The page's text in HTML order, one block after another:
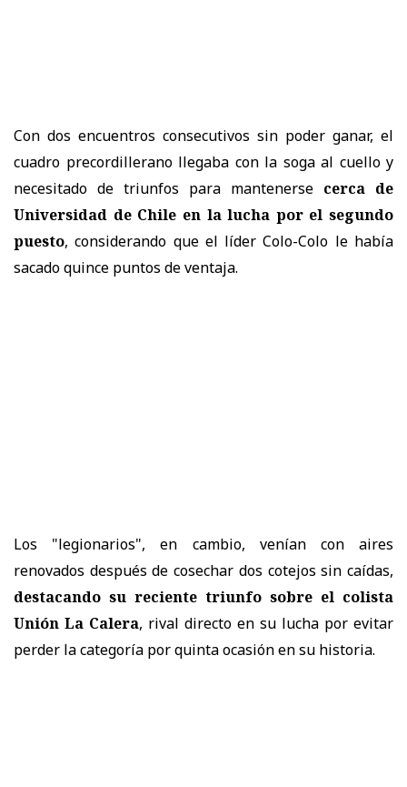
Con dos encuentros consecutivos sin poder ganar, el
cuadro precordillerano llegaba con la soga al cuello y
necesitado de triunfos para mantenerse cerca de
Universidad de Chile en la lucha por el segundo
puesto, considerando que el líder Colo-Colo le había
sacado quince puntos de ventaja.
Los "legionarios", en cambio, venían con aires
renovados después de cosechar dos cotejos sin caídas,
destacando su reciente triunfo sobre el colista
Unión La Calera, rival directo en su lucha por evitar
perder la categoría por quinta ocasión en su historia.